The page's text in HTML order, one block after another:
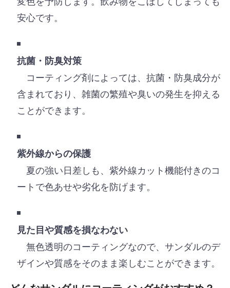
安心です。
抗菌・防臭対策
コーティング剤によっては、抗菌・防臭成分が
含まれており、雑菌の繁殖や臭いの発生を抑える
ことができます。
紫外線からの保護
夏の強い日差しも、紫外線カット機能付きのコ
ートで色あせや劣化を防げます。
見た目や質感を損なわない
無色透明のコーティングなので、サンダルのデ
ザインや質感をそのまま楽しむことができます。